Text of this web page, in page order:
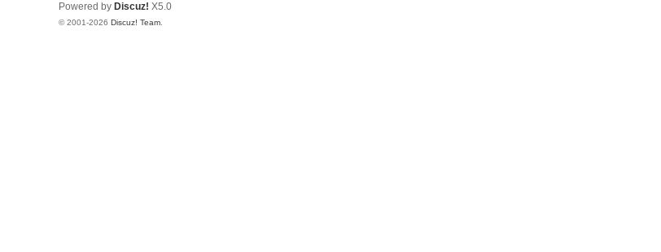
Powered by Discuz! X5.0
© 2001-2026 Discuz! Team